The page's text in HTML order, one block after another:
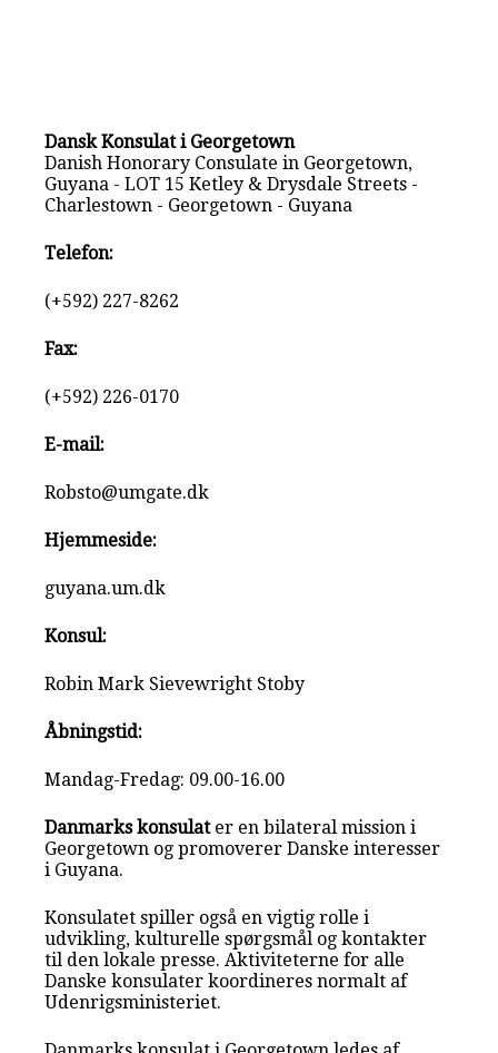
Dansk Konsulat i Georgetown
Danish Honorary Consulate in Georgetown,
Guyana - LOT 15 Ketley & Drysdale Streets -
Charlestown - Georgetown - Guyana
Telefon:
(+592) 227-8262
Fax:
(+592) 226-0170
E-mail:
Robsto@umgate.dk
Hjemmeside:
guyana.um.dk
Konsul:
Robin Mark Sievewright Stoby
Åbningstid:
Mandag-Fredag: 09.00-16.00
Danmarks konsulater en bilateral mission i
Georgetown og promoverer Danske interesser
i Guyana.
Konsulatet spiller også en vigtig rolle i
udvikling, kulturelle spørgsmål og kontakter
til den lokale presse. Aktiviteterne for alle
Danske konsulater koordineres normalt af
Udenrigsministeriet.